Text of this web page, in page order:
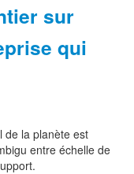
sur
qui
de la planète est
entre échelle de